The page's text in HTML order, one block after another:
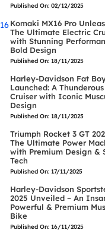
Published On: 02/12/2025
Komaki MX16 Pro
The Ultimate Electric
with Stunning
Bold Design
Published On: 18/11/2025
Harley-Davidson Fat
Launched: A
Cruiser with Iconic
Design
Published On: 18/11/2025
Triumph Rocket 3 GT
The Ultimate Power
with Premium Design &
Tech
Published On: 17/11/2025
Harley-Davidson
2025 Unveiled – An
Powerful & Premium
Bike
Published On: 16/11/2025